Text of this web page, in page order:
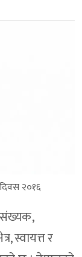
दिवस २०१६
स्वायत्त र